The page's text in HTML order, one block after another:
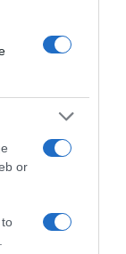
or